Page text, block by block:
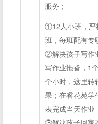
服务；
①12人小班，严
班，每班配有专
②解决孩子写作
写作业拖沓，1
个小时，这里转
果；在睿花苑学
表完成当天作业